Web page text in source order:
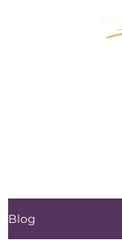
Blog